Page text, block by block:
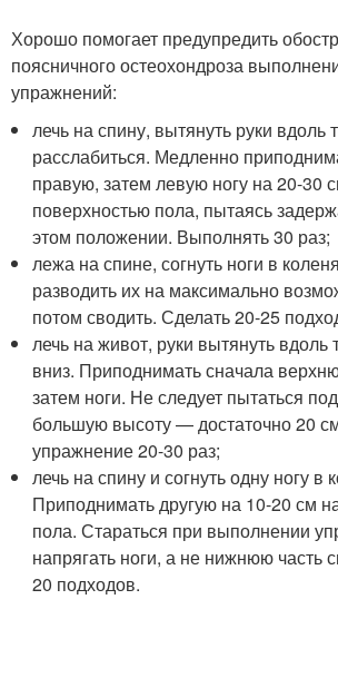
Хорошо помогает предупредить
поясничного остеохондроза
упражнений:
лечь на спину, вытянуть руки вдоль
расслабиться. Медленно
правую, затем левую ногу на 20-30
поверхностью пола, пытаясь
этом положении. Выполнять 30 раз;
лежа на спине, согнуть ноги в
разводить их на максимально
потом сводить. Сделать 20-25
лечь на живот, руки вытянуть вдоль
вниз. Приподнимать сначала
затем ноги. Не следует пытаться
большую высоту — достаточно 20
упражнение 20-30 раз;
лечь на спину и согнуть одну ногу в
Приподнимать другую на 10-20 см
пола. Стараться при выполнении
напрягать ноги, а не нижнюю часть
20 подходов.